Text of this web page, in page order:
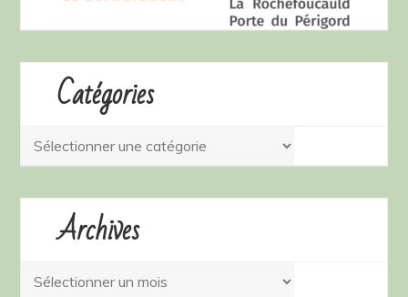
Catégories
Catégories
Archives
Archives